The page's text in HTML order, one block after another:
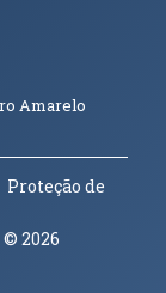
Amarelo
nova janela)
Proteção de
© 2026